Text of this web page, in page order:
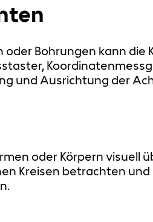
Bohrungen kann
und Ausrichtung der
oder Körpern visuell
Kreisen betrachten